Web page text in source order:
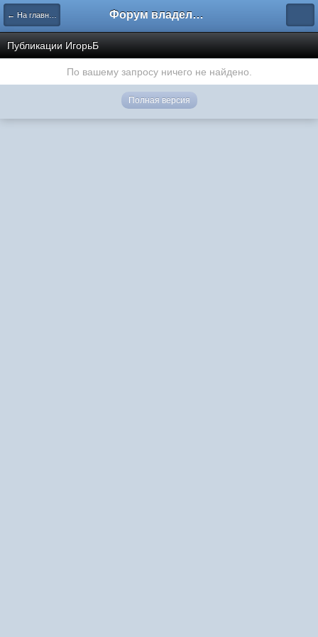
← На главную Форум владельцев интернет-магазинов
Публикации ИгорьБ
По вашему запросу ничего не найдено.
Полная версия